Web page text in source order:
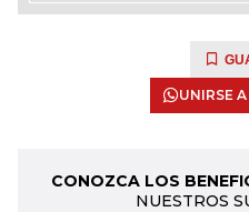
UNIRSE
CONOZCA LOS
NUESTROS